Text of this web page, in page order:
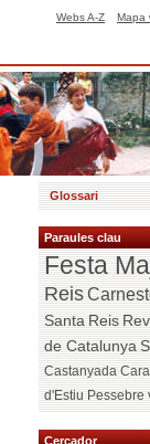
Webs A-Z Mapa
Glossari
Paraules clau
Festa
Reis
SantaReis
de Catalunya
Castanyada
d'Estiu Pessebre
Cercador